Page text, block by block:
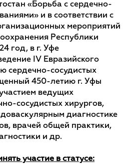
«Борьба с сердечно-
и в соответствии с
мероприятий
Республики
год, в г. Уфе
IV Евразийского
сердечно-сосудистых
450-летию г. Уфы
ведущих
сосудистых хирургов,
диагностике
врачей общей практики,
и др.
участие в статусе: